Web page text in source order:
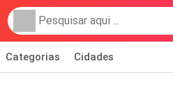
Categorias Cidades